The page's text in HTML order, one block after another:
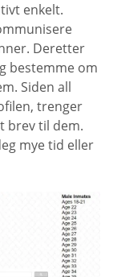
enkelt.
Deretter
bestemme om
Siden all
trenger
brev til dem.
mye tid eller